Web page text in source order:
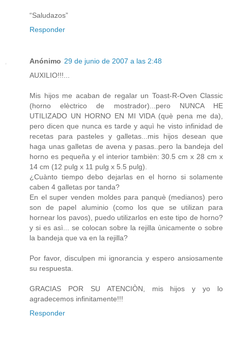
“Saludazos”
Responder
Anónimo 29 de junio de 2007 a las 2:48
AUXILIO!!!...
Mis hijos me acaban de regalar un Toast-R-Oven Classic
(horno elèctrico de mostrador)...pero NUNCA HE
UTILIZADO UN HORNO EN MI VIDA (què pena me da),
pero dicen que nunca es tarde y aquì he visto infinidad de
recetas para pasteles y galletas...mis hijos desean que
haga unas galletas de avena y pasas..pero la bandeja del
horno es pequeña y el interior tambièn: 30.5 cm x 28 cm x
14 cm (12 pulg x 11 pulg x 5.5 pulg).
¿Cuànto tiempo debo dejarlas en el horno si solamente
caben 4 galletas por tanda?
En el super venden moldes para panquè (medianos) pero
son de papel aluminio (como los que se utilizan para
hornear los pavos), puedo utilizarlos en este tipo de horno?
y si es asì... se colocan sobre la rejilla ùnicamente o sobre
la bandeja que va en la rejilla?
Por favor, disculpen mi ignorancia y espero ansiosamente
su respuesta.
GRACIAS POR SU ATENCIÒN, mis hijos y yo lo
agradecemos infinitamente!!!
Responder